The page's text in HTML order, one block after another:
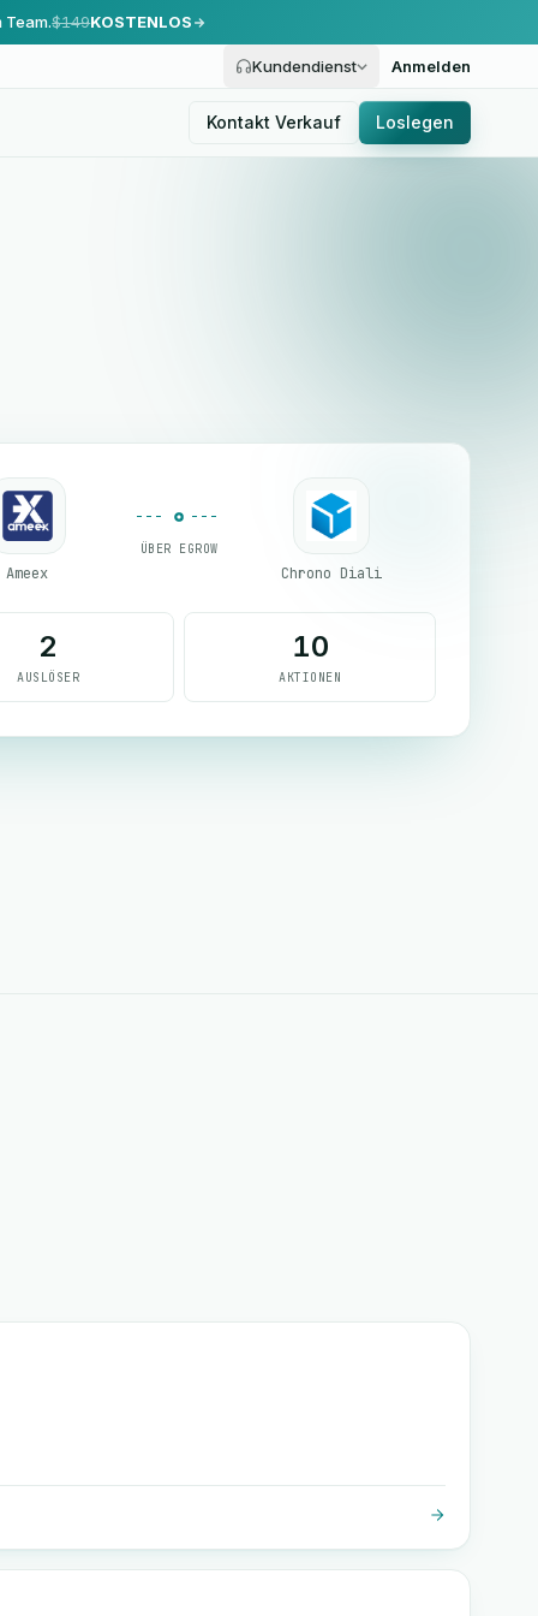
Team.$149KOSTENLOS
Kundendienst Anmelden
Kontakt Verkauf Loslegen
Ameex
ÜBER EGROW
Chrono Diali
2
AUSLÖSER
10
AKTIONEN